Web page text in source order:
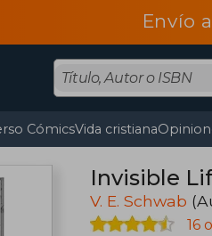
Envío
CómicsVida cristiana
Invisible
V. E. Schwab
16